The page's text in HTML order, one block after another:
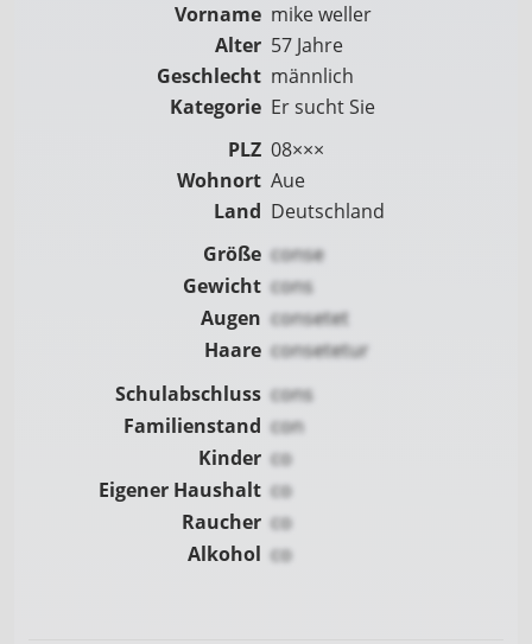
Vorname mike weller
Alter 57 Jahre
Geschlecht männlich
Kategorie Er sucht Sie
PLZ 08×××
Wohnort Aue
Land Deutschland
Größe conse
Gewicht cons
Augen consetet
Haare consetetur
Schulabschluss cons
Familienstand con
Kinder co
Eigener Haushalt co
Raucher co
Alkohol co